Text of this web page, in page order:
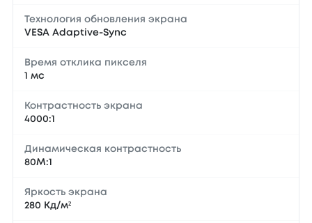
Технология обновления экрана
VESA Adaptive-Sync
Время отклика пикселя
1 мс
Контрастность экрана
4000:1
Динамическая контрастность
80М:1
Яркость экрана
280 Кд/м²